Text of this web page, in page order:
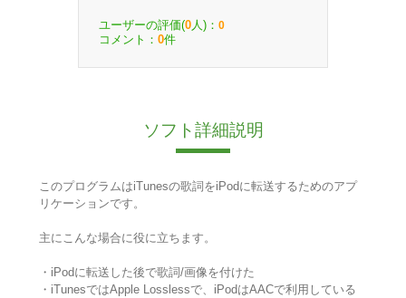
ユーザーの評価(0 人)： 0
コメント： 0件
ソフト詳細説明
このプログラムはiTunesの歌詞をiPodに転送するためのアプ
リケーションです。
主にこんな場合に役に立ちます。
・iPodに転送した後で歌詞/画像を付けた
・iTunesではApple Losslessで、iPodはAACで利用している